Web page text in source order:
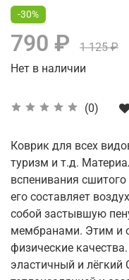
(0)
-30%
790 ₽
1 125 ₽
Нет в наличии
Коврик для всех
туризм и т.д.
вспенивания
его составляет
собой застывшую
мембранами. Этим и
физические
эластичный и